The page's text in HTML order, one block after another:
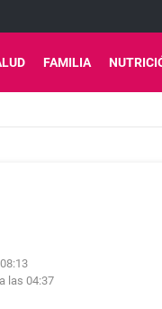
FAMILIA
las 04:37